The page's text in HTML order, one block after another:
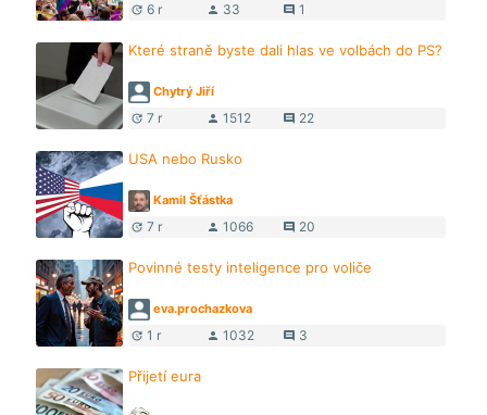
update 6 r person 33 comment 1
Které straně byste dali hlas ve volbách do PS?
Chytrý Jiří
update 7 r person 1512 comment 22
USA nebo Rusko
Kamil Šťástka
update 7 r person 1066 comment 20
Povinné testy inteligence pro voliče
eva.prochazkova
update 1 r person 1032 comment 3
Přijetí eura